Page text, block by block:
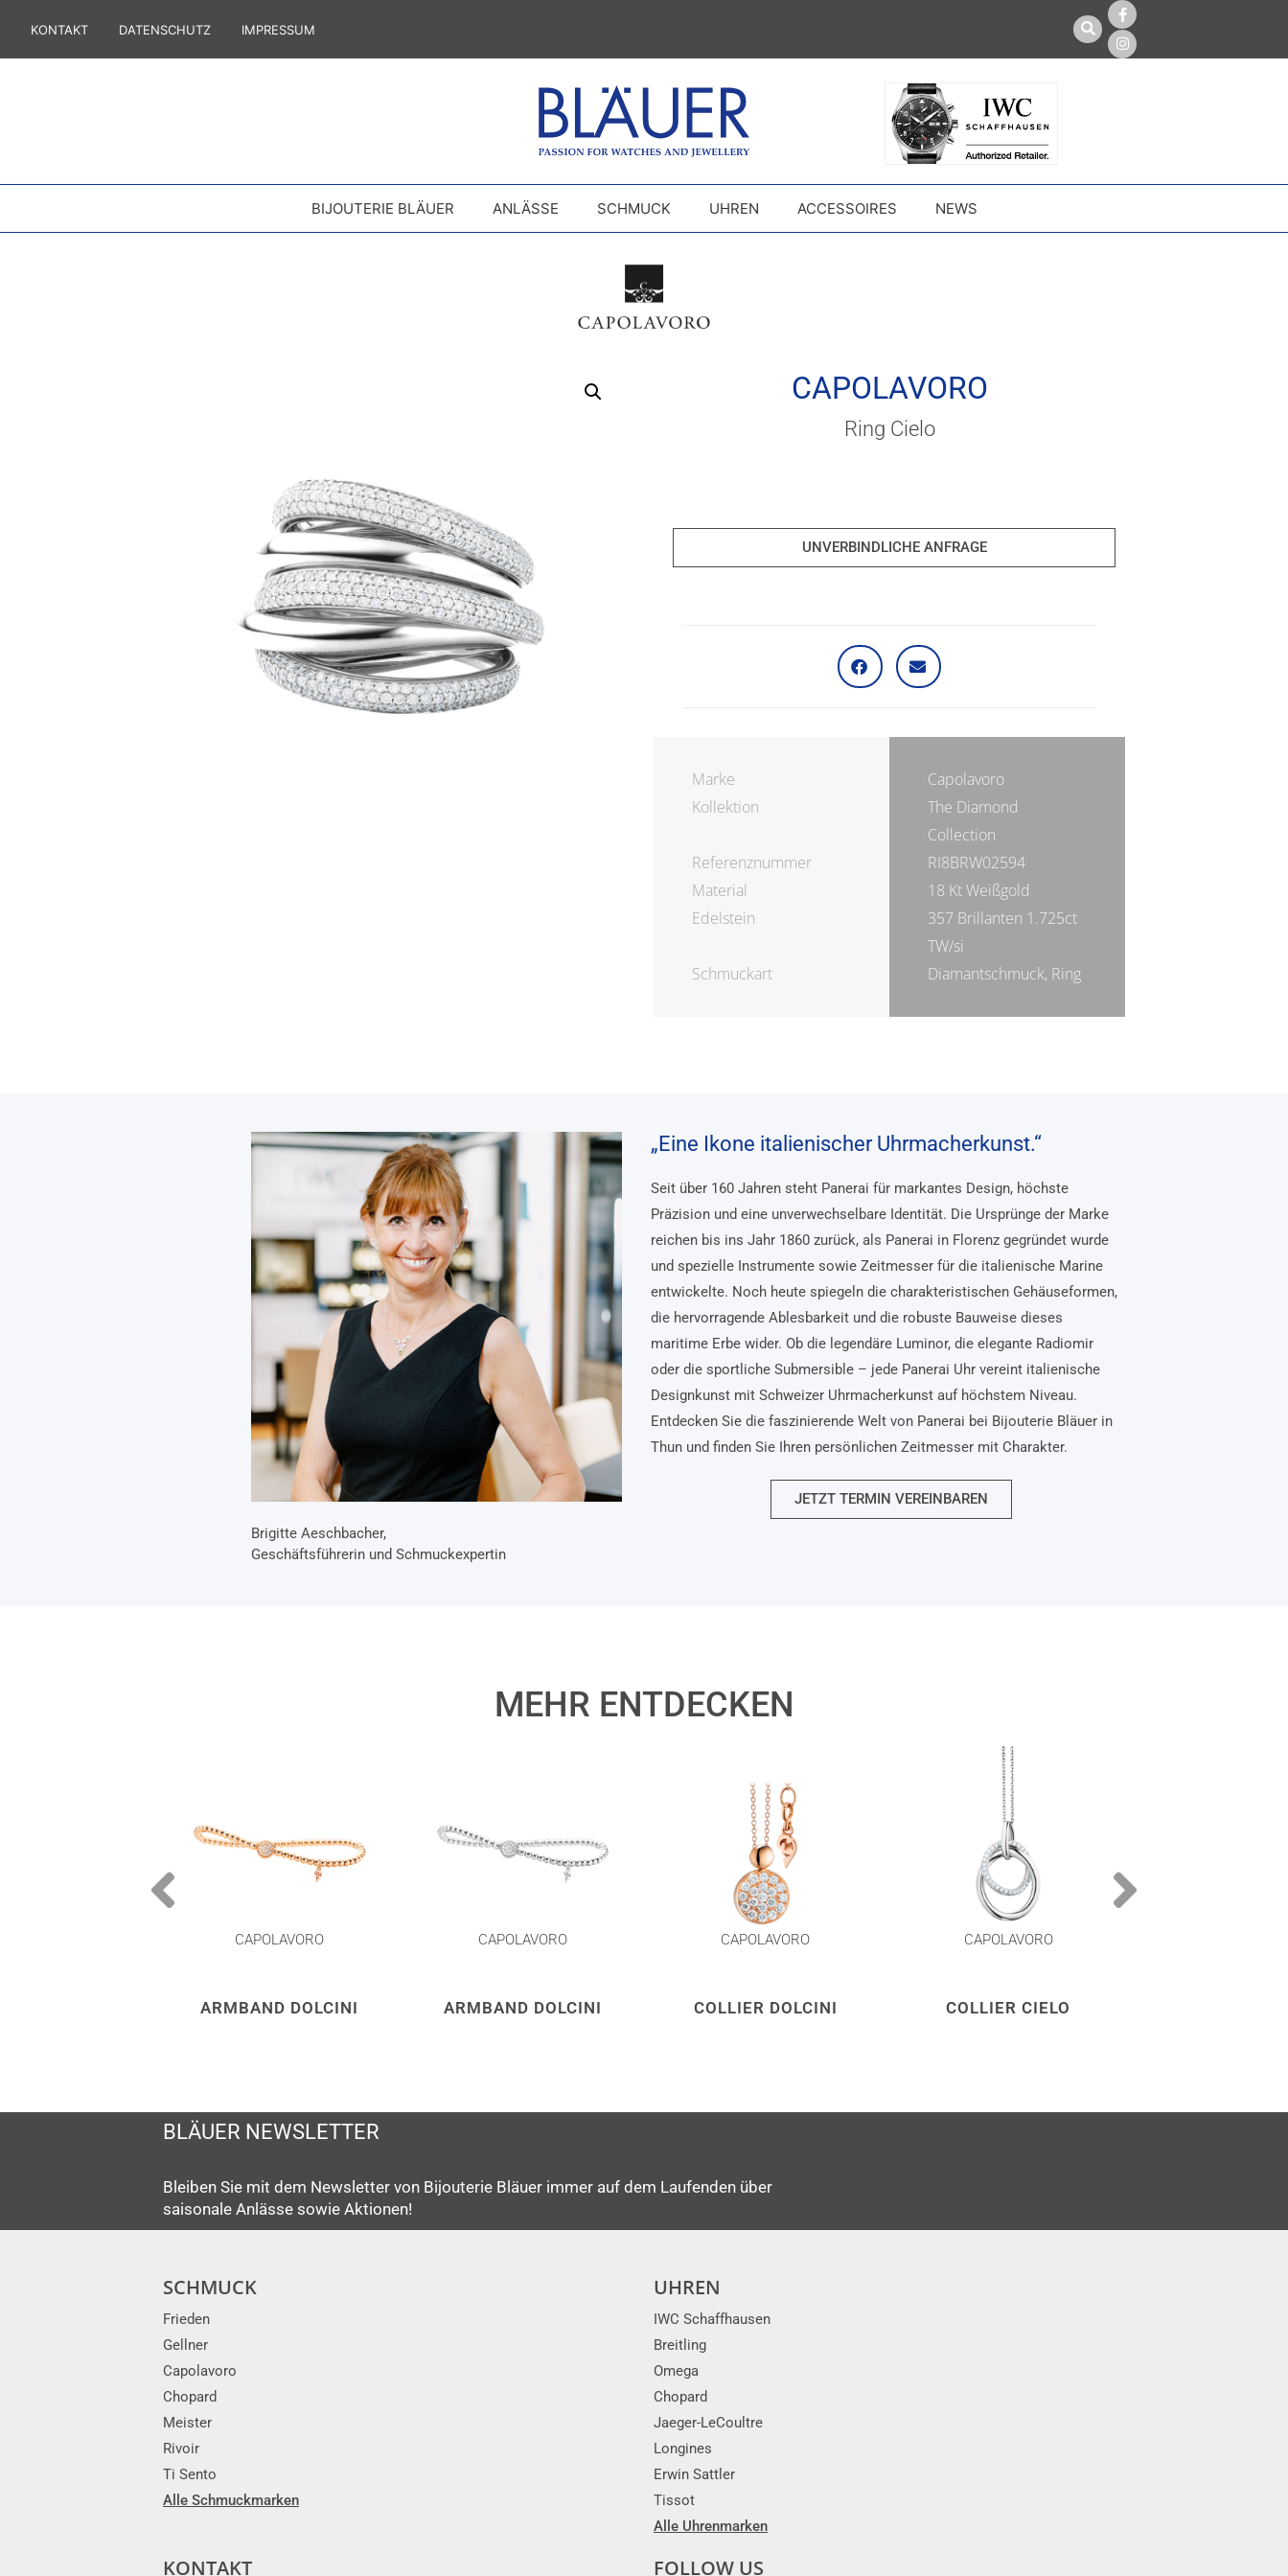
KONTAKT DATENSCHUTZ IMPRESSUM
BIJOUTERIE BLÄUER ANLÄSSE SCHMUCK UHREN ACCESSOIRES NEWS
CAPOLAVORO
Ring Cielo
UNVERBINDLICHE ANFRAGE
Marke
Capolavoro
Kollektion
The Diamond
Collection
Referenznummer
RI8BRW02594
Material
18 Kt Weißgold
Edelstein
357 Brillanten 1.725ct
TW/si
Schmuckart
Diamantschmuck, Ring
Brigitte Aeschbacher,
Geschäftsführerin und Schmuckexpertin
„Eine Ikone italienischer Uhrmacherkunst.“
Seit über 160 Jahren steht Panerai für markantes Design, höchste
Präzision und eine unverwechselbare Identität. Die Ursprünge der Marke
reichen bis ins Jahr 1860 zurück, als Panerai in Florenz gegründet wurde
und spezielle Instrumente sowie Zeitmesser für die italienische Marine
entwickelte. Noch heute spiegeln die charakteristischen Gehäuseformen,
die hervorragende Ablesbarkeit und die robuste Bauweise dieses
maritime Erbe wider. Ob die legendäre Luminor, die elegante Radiomir
oder die sportliche Submersible – jede Panerai Uhr vereint italienische
Designkunst mit Schweizer Uhrmacherkunst auf höchstem Niveau.
Entdecken Sie die faszinierende Welt von Panerai bei Bijouterie Bläuer in
Thun und finden Sie Ihren persönlichen Zeitmesser mit Charakter.
JETZT TERMIN VEREINBAREN
MEHR ENTDECKEN
CAPOLAVORO
ARMBAND DOLCINI
CAPOLAVORO
ARMBAND DOLCINI
CAPOLAVORO
COLLIER DOLCINI
CAPOLAVORO
COLLIER CIELO
BLÄUER NEWSLETTER
Bleiben Sie mit dem Newsletter von Bijouterie Bläuer immer auf dem Laufenden über
saisonale Anlässe sowie Aktionen!
SCHMUCK
Frieden
Gellner
Capolavoro
Chopard
Meister
Rivoir
Ti Sento
Alle Schmuckmarken
UHREN
IWC Schaffhausen
Breitling
Omega
Chopard
Jaeger-LeCoultre
Longines
Erwin Sattler
Tissot
Alle Uhrenmarken
KONTAKT FOLLOW US